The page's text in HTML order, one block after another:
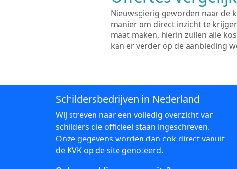
Nieuwsgierig geworden naar de
manier om direct inzicht te
maat maken, hierin zullen alle
kan er verder op de aanbieding
Schildersbedrijven in Nederland
Wij streven naar een volledig overzicht van
schilders die officieel staan ingeschreven.
Onze gegevens worden dan ook direct vanuit
de KVK op de site genoteerd.